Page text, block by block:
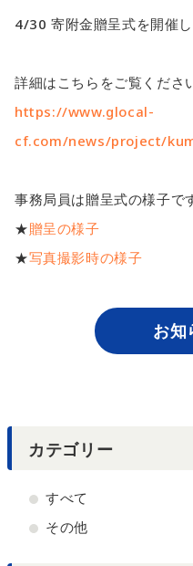
カテゴリー
すべて
その他
4/30 寄附金贈呈式を開催し
詳細はこちらをご覧くださ
https://www.glocal-
cf.com/news/project/
事務局員は贈呈式の様子で
★贈呈の様子
★写真撮影時の様子
お知